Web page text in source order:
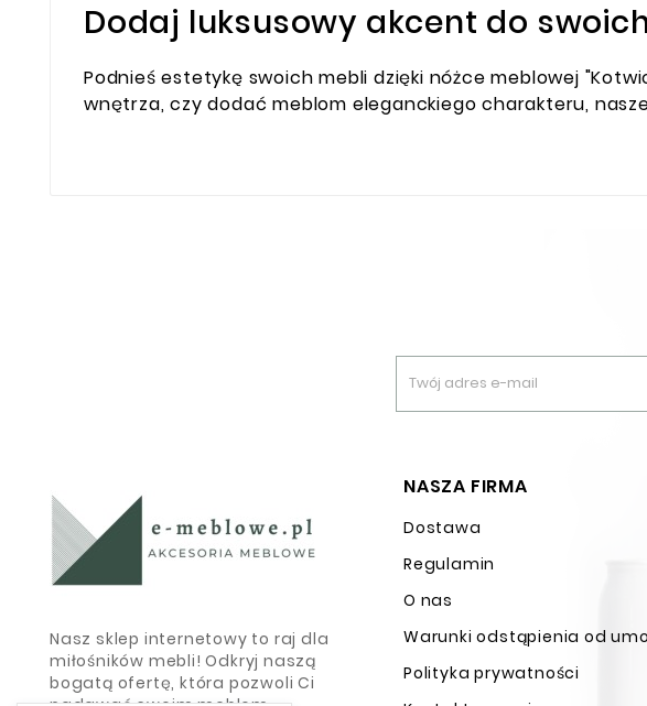
Dodaj luksusowy akcent do
Podnieś estetykę swoich mebli dzięki nóżce meblowej
wnętrza, czy dodać meblom eleganckiego charakteru,
Nasz sklep internetowy to raj dla
miłośników mebli! Odkryj naszą
bogatą ofertę, która pozwoli Ci
NASZA FIRMA
Dostawa
Regulamin
O nas
Warunki odstąpienia od
Polityka prywatności